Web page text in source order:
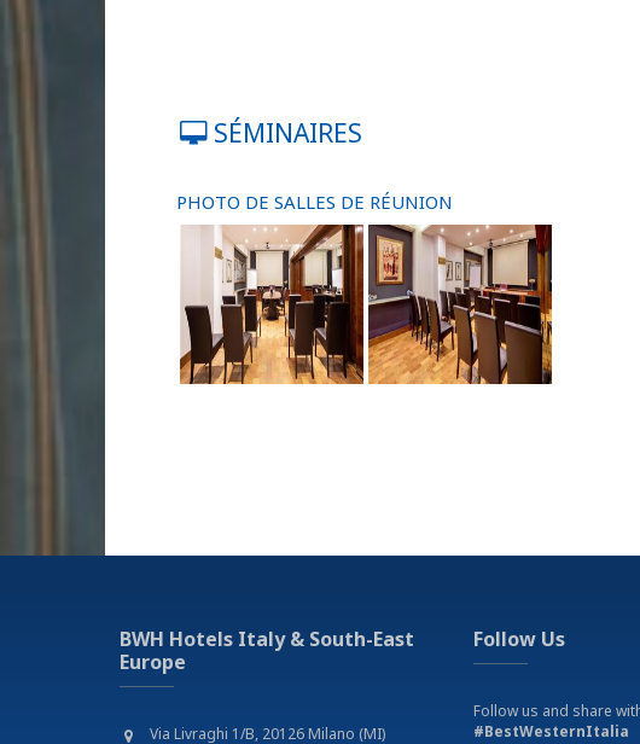
SÉMINAIRES
PHOTO DE SALLES DE RÉUNION
BWH Hotels Italy & South-East
Europe
Via Livraghi 1/B, 20126 Milano (MI)
Follow Us
Follow us and share
#BestWesternItalia